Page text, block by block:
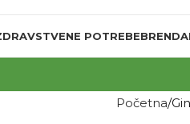
POTREBEBREND
Početna